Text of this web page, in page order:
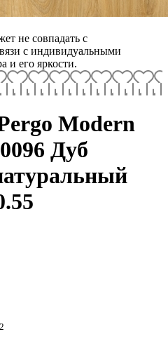
не совпадать с
с индивидуальными
и его яркости.
Modern
Дуб
2